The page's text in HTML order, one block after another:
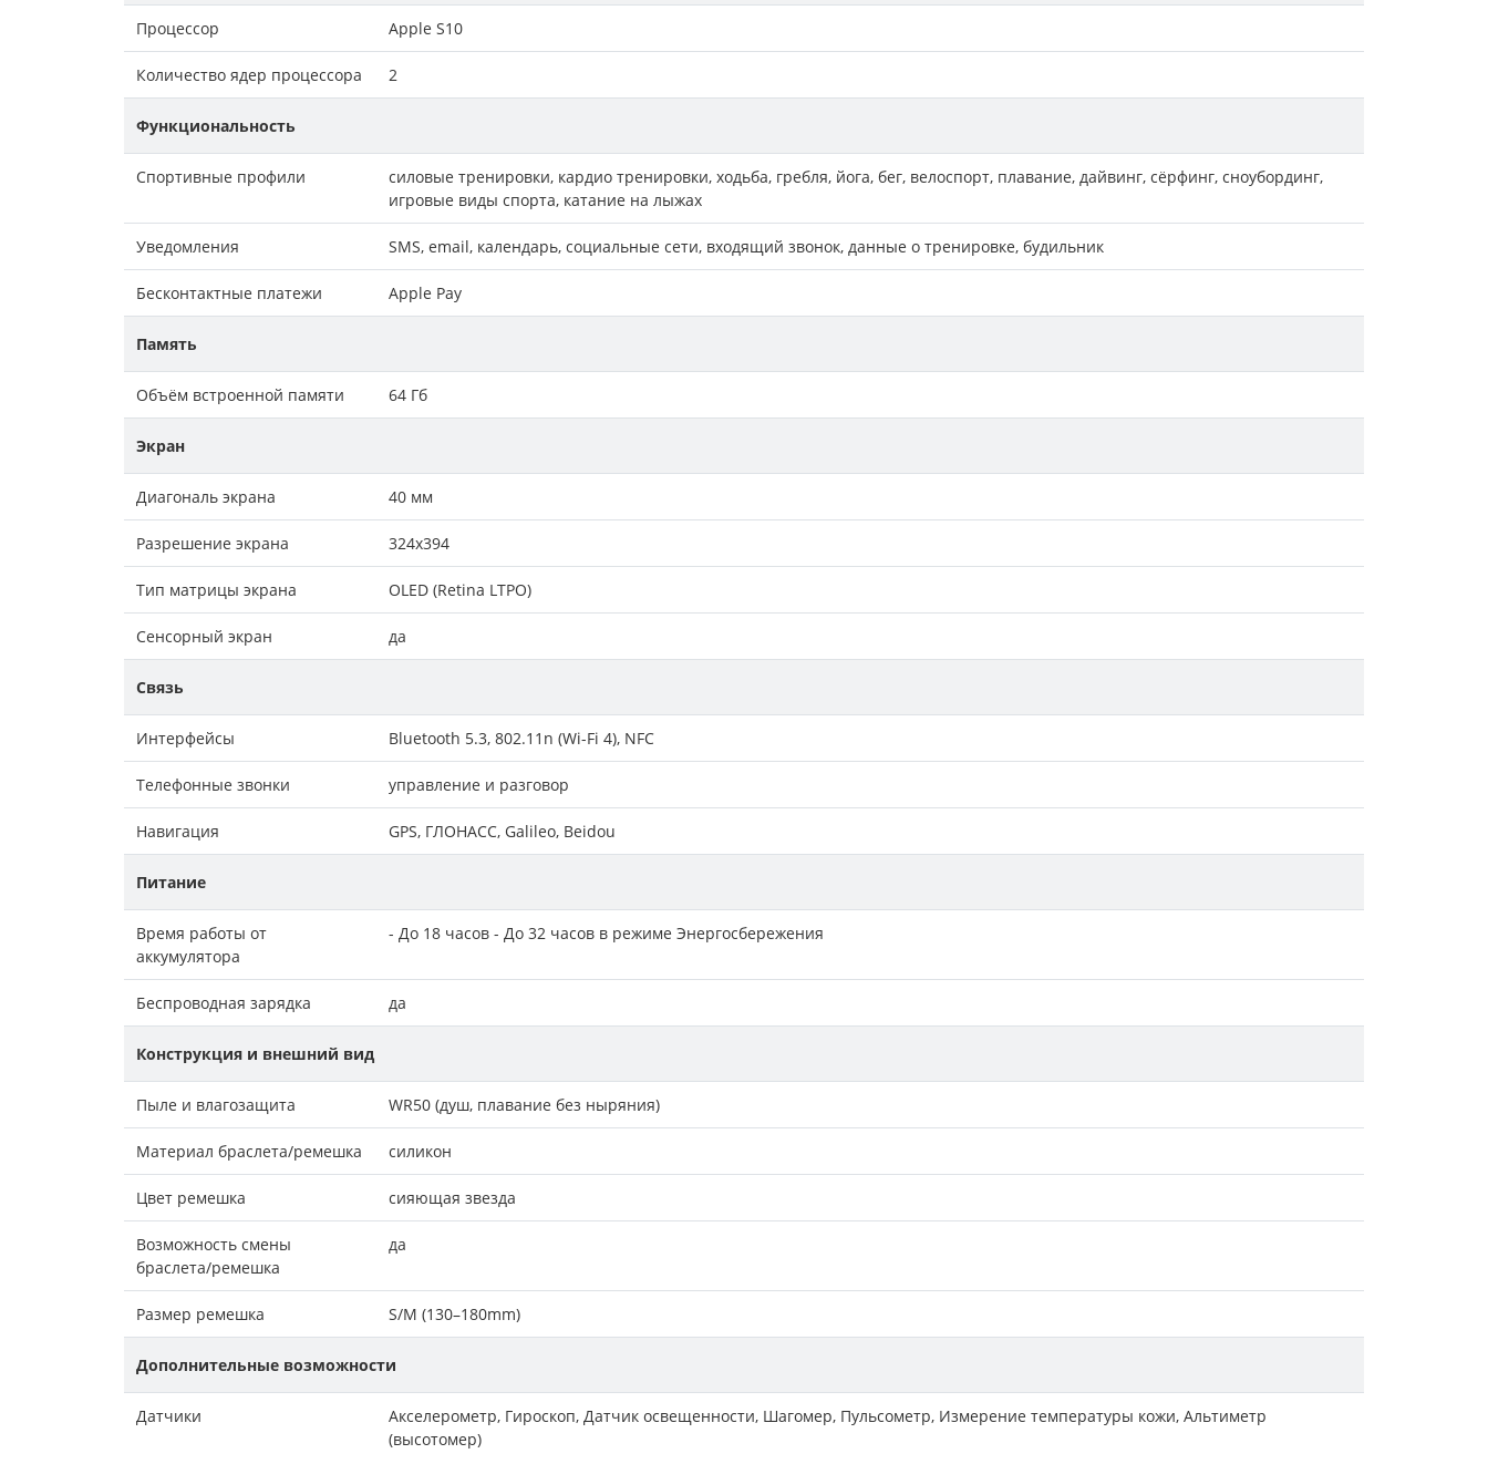
Процессор Apple S10
Количество ядер процессора 2
Функциональность
Спортивные профили
силовые тренировки, кардио тренировки, xодьба, гребля, йога, бег, велоспорт, плавание, дайвинг, сёрфинг, сноубординг,
игровые виды спорта, катание на лыжах
Уведомления SMS, email, календарь, социальные сети, входящий звонок, данные о тренировке, будильник
Бесконтактные платежи Apple Pay
Память
Объём встроенной памяти 64 Гб
Экран
Диагональ экрана 40 мм
Разрешение экрана 324x394
Тип матрицы экрана OLED (Retina LTPO)
Сенсорный экран да
Связь
Интерфейсы Bluetooth 5.3, 802.11n (Wi-Fi 4), NFC
Телефонные звонки управление и разговор
Навигация GPS, ГЛОНАСС, Galileo, Beidou
Питание
Время работы от
аккумулятора
- До 18 часов - До 32 часов в режиме Энергосбережения
Беспроводная зарядка да
Конструкция и внешний вид
Пыле и влагозащита WR50 (душ, плавание без ныряния)
Материал браслета/ремешка силикон
Цвет ремешка сияющая звезда
Возможность смены
браслета/ремешка
да
Размер ремешка S/M (130–180mm)
Дополнительные возможности
Датчики
Акселерометр, Гироскоп, Датчик освещенности, Шагомер, Пульсометр, Измерение температуры кожи, Альтиметр
(высотомер)